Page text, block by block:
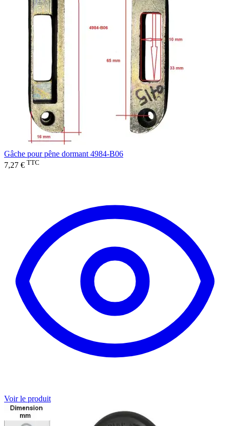
Gâche pour pêne dormant 4984-B06
7,27 € TTC
Voir le produit